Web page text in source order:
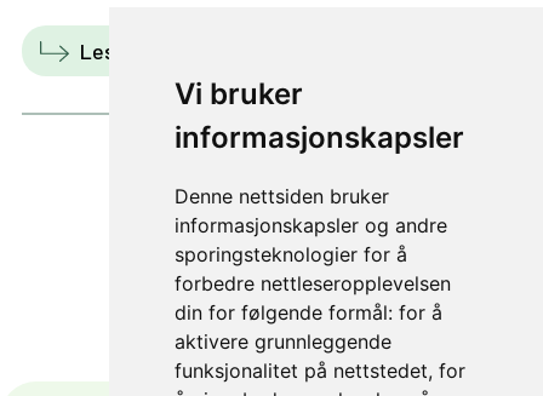
Vi bruker
informasjonskapsler
Denne nettsiden bruker
informasjonskapsler og andre
sporingsteknologier for å
forbedre nettleseropplevelsen
din for følgende formål: for å
aktivere grunnleggende
funksjonalitet på nettstedet, for
Les mer
1 av 25